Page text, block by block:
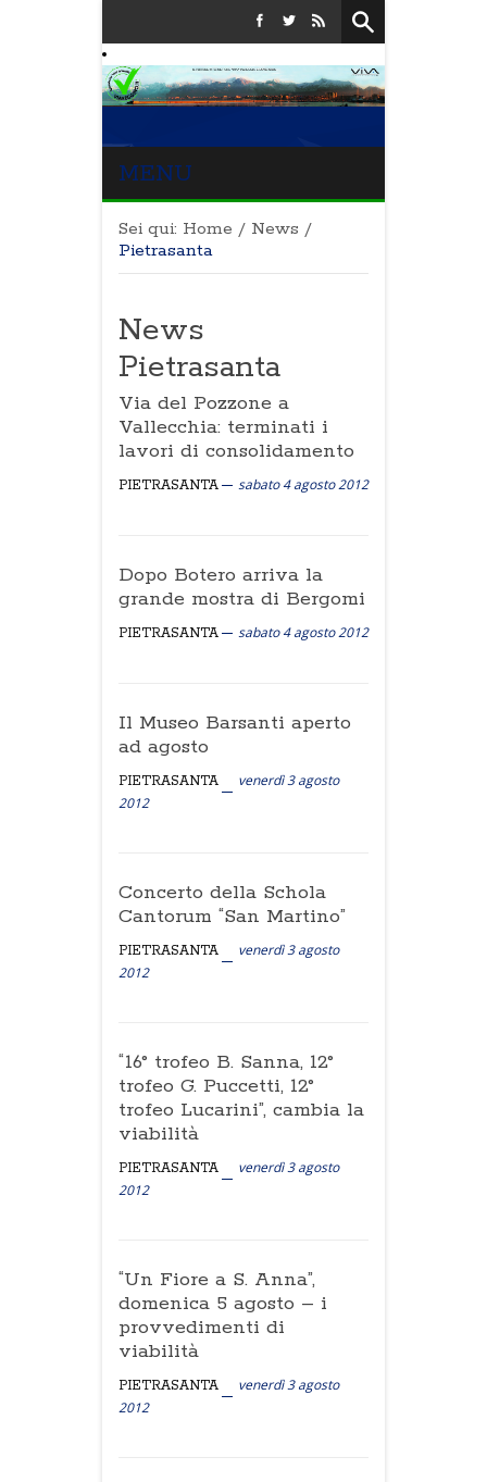
MENU
Sei qui: Home / News /
Pietrasanta
News
Pietrasanta
Via del Pozzone a
Vallecchia: terminati i
lavori di consolidamento
PIETRASANTA sabato 4 agosto 2012
Dopo Botero arriva la
grande mostra di Bergomi
PIETRASANTA sabato 4 agosto 2012
Il Museo Barsanti aperto
ad agosto
PIETRASANTA
venerdì 3 agosto
2012
Concerto della Schola
Cantorum “San Martino”
PIETRASANTA
venerdì 3 agosto
2012
“16° trofeo B. Sanna, 12°
trofeo G. Puccetti, 12°
trofeo Lucarini”, cambia la
viabilità
PIETRASANTA
venerdì 3 agosto
2012
“Un Fiore a S. Anna”,
domenica 5 agosto – i
provvedimenti di
viabilità
PIETRASANTA
venerdì 3 agosto
2012